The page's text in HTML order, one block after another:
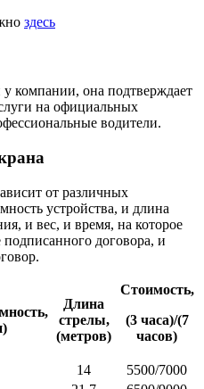
здесь
компании, она подтверждает
на официальных
водители.
от различных
устройства, и длина
и вес, и время, на которое
договора, и
Длина
стрелы,
(метров)
Стоимость,
(3 часа)/(7
часов)
14
5500/7000